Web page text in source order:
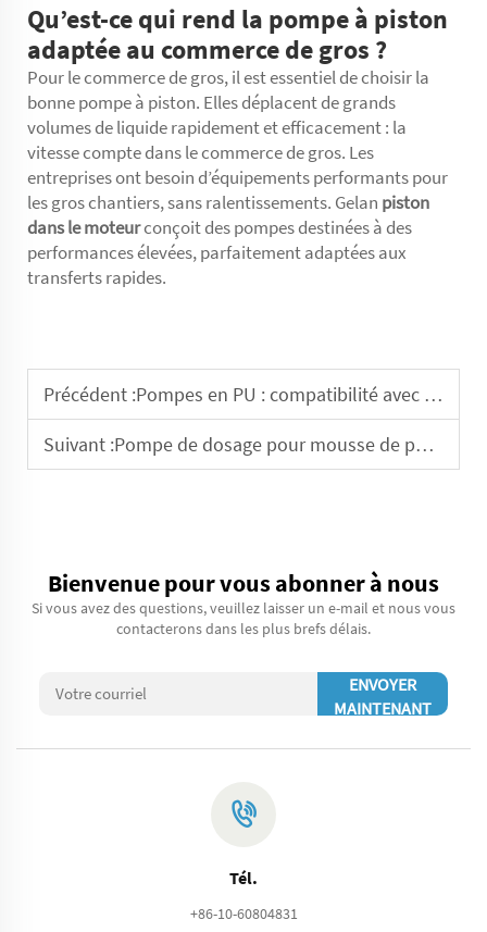
Qu’est-ce qui rend la pompe à piston
adaptée au commerce de gros ?
Pour le commerce de gros, il est essentiel de choisir la
bonne pompe à piston. Elles déplacent de grands
volumes de liquide rapidement et efficacement : la
vitesse compte dans le commerce de gros. Les
entreprises ont besoin d’équipements performants pour
les gros chantiers, sans ralentissements. Gelan piston
dans le moteurconçoit des pompes destinées à des
performances élevées, parfaitement adaptées aux
transferts rapides.
Précédent :Pompes en PU : compatibilité avec différents adhésifs
Suivant :Pompe de dosage pour mousse de polyuréthane : comparaison entre fonctionnement par lots et en ligne continue
Bienvenue pour vous abonner à nous
Si vous avez des questions, veuillez laisser un e-mail et nous vous
contacterons dans les plus brefs délais.
ENVOYER
MAINTENANT
Tél.
+86-10-60804831